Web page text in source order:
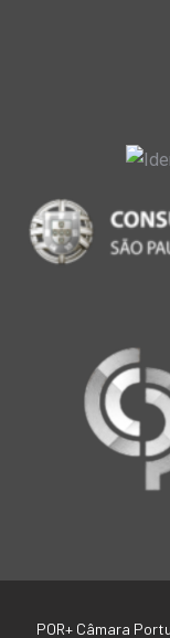
POR+ Câmara